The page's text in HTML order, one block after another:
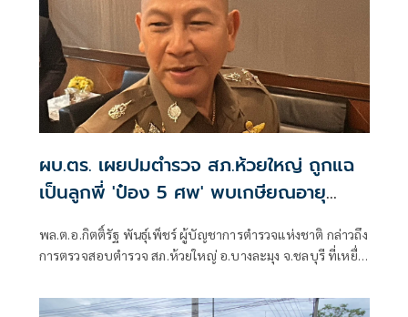
ผบ.ตร. เผยปมตำรวจ สภ.ห้วยใหญ่ ถูกแฉ
เป็นลูกพี่ 'ป๋อง 5 ศพ' พบเกษียณอายุ
ตั้งแต่ปี 57
พล.ต.อ.กิตติ์รัฐ พันธุ์เพ็ชร์ ผู้บัญชาการตำรวจแห่งชาติ กล่าวถึง
การตรวจสอบตำรวจ สภ.ห้วยใหญ่ อ.บางละมุง จ.ชลบุรี ที่เหยื่อ
มาระบุว่า นายป๋องเป็นเด็กเดินยาของตำรวจ สภ.ห้วยใหญ่